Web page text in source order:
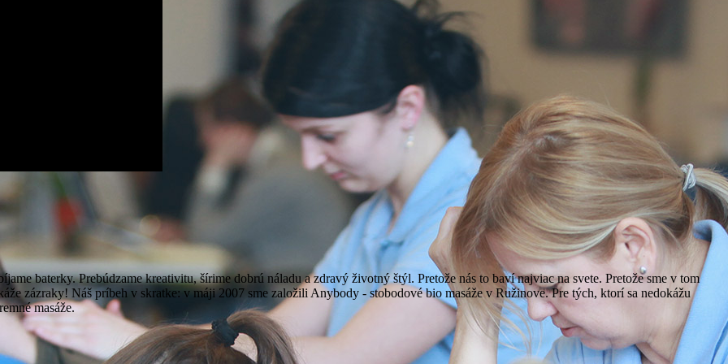
baterky. Prebúdzame kreativitu, šírime dobrú náladu a zdravý životný štýl. Pretože nás to baví najviac na svete. Pretože sme v tom
zázraky! Náš príbeh v skratke: v máji 2007 sme založili Anybody - stobodové bio masáže v Ružinove. Pre tých, ktorí sa nedokážu
masáže.